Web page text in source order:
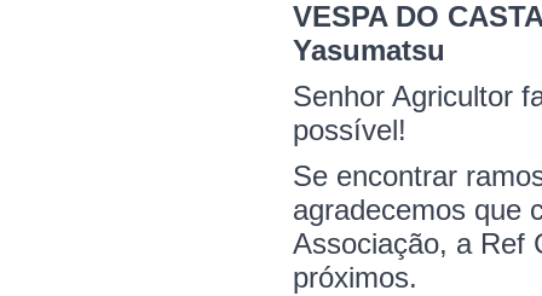
VESPA DO
Yasumatsu
Senhor Agricultor
possível!
Se encontrar
agradecemos que
Associação, a Ref
próximos.